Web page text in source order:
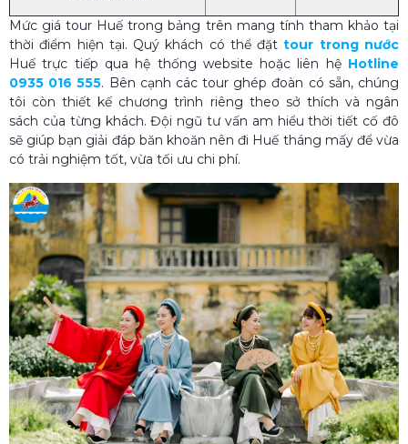
Mức giá tour Huế trong bảng trên mang tính tham khảo tại
thời điểm hiện tại. Quý khách có thể đặttour trong nước
Huế trực tiếp qua hệ thống website hoặc liên hệ Hotline
0935 016 555. Bên cạnh các tour ghép đoàn có sẵn, chúng
tôi còn thiết kế chương trình riêng theo sở thích và ngân
sách của từng khách. Đội ngũ tư vấn am hiểu thời tiết cố đô
sẽ giúp bạn giải đáp băn khoăn nên đi Huế tháng mấy để vừa
có trải nghiệm tốt, vừa tối ưu chi phí.